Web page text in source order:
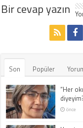
Bir cevap yazın
Son Popüler
“Her
önce